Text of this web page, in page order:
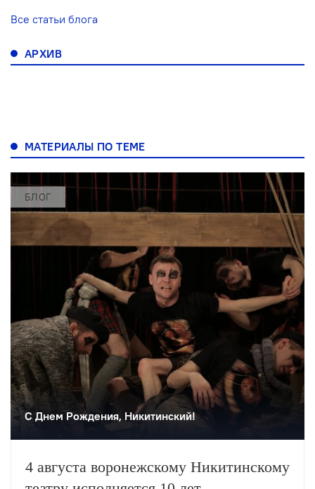
Все статьи блога
АРХИВ
МАТЕРИАЛЫ ПО ТЕМЕ
БЛОГ
С Днем Рождения, Никитинский!
4 августа воронежскому Никитинскому